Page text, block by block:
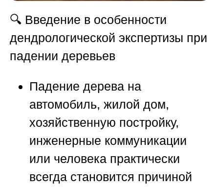
🔍 Введение в особенности
дендрологической экспертизы при
падении деревьев
Падение дерева на
автомобиль, жилой дом,
хозяйственную постройку,
инженерные коммуникации
или человека практически
всегда становится причиной